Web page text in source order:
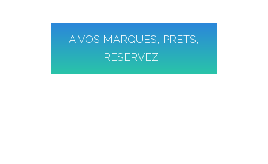
A VOS MARQUES, PRETS,
RESERVEZ !